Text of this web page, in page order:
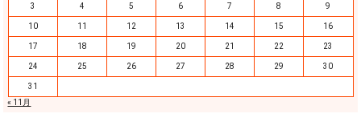
3 4 5 6 7 8 9
10 11 12 13 14 15 16
17 18 19 20 21 22 23
24 25 26 27 28 29 30
31
« 11月